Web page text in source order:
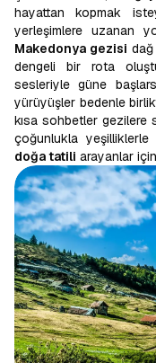
hayattan kopmak
yerleşimlere uzanan
Makedonya gezisi
dengeli bir rota
sesleriyle güne
yürüyüşler bedenle
kısa sohbetler gezilere
çoğunlukla
doğa tatili arayanlar